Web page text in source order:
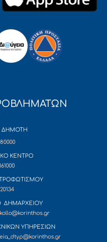
ΔΗΜΟΤΗ
ΚΕΝΤΡΟ
ΔΗΜΑΡΧΕΙΟΥ
ΥΠΗΡΕΣΙΩΝ